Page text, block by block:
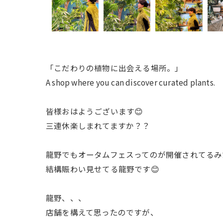
「こだわりの植物に出会える場所。」
A shop where you can discover curated plants.
皆様おはようございます😊
三連休楽しまれてますか？？
龍野でもオータムフェスってのが開催されてる
結構賑わい見せてる龍野です😊
龍野、、、
店舗を構えて思ったのですが、